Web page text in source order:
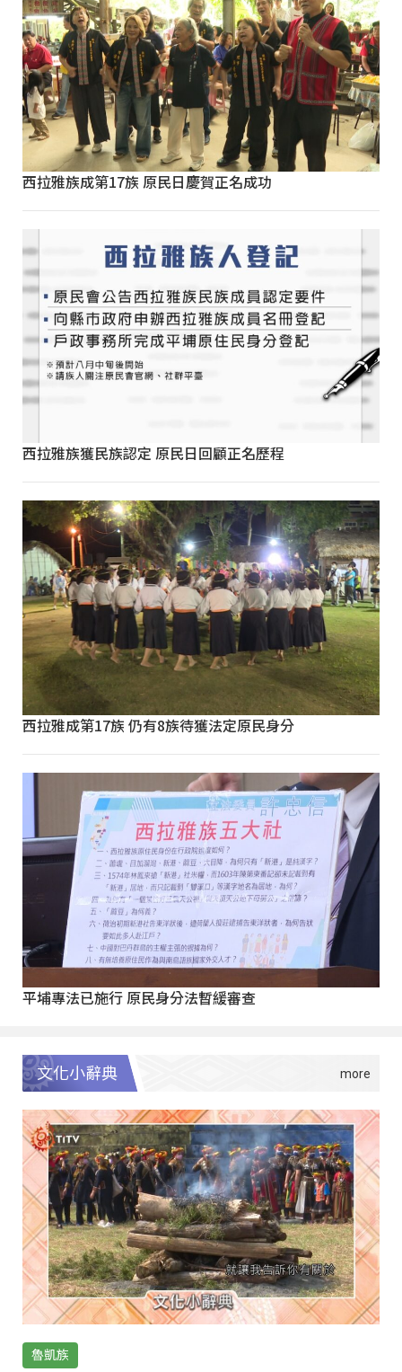
西拉雅族成第17族 原民日慶賀正名成功
西拉雅族獲民族認定 原民日回顧正名歷程
西拉雅成第17族 仍有8族待獲法定原民身分
平埔專法已施行 原民身分法暫緩審查
文化小辭典
魯凱族